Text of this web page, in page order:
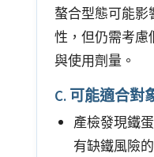
螯合型態可能影
性，但仍需考慮
與使用劑量。
C. 可能適合對
產檢發現鐵
有缺鐵風險